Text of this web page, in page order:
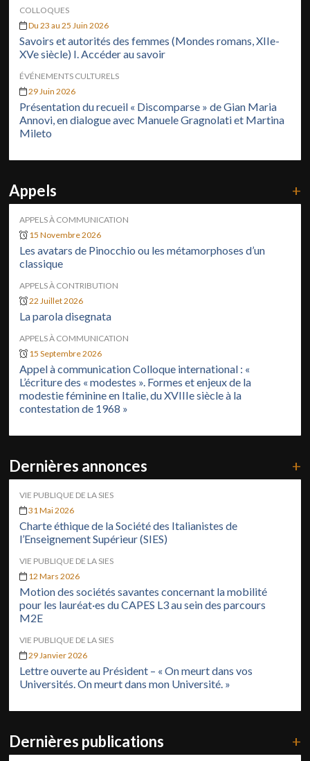
COLLOQUES
Du 23 au 25 Juin 2026
Savoirs et autorités des femmes (Mondes romans, XIIe-
XVe siècle) I. Accéder au savoir
ÉVÉNEMENTS CULTURELS
29 Juin 2026
Présentation du recueil « Discomparse » de Gian Maria
Annovi, en dialogue avec Manuele Gragnolati et Martina
Mileto
Appels +
APPELS À COMMUNICATION
15 Novembre 2026
Les avatars de Pinocchio ou les métamorphoses d’un
classique
APPELS À CONTRIBUTION
22 Juillet 2026
La parola disegnata
APPELS À COMMUNICATION
15 Septembre 2026
Appel à communication Colloque international : «
L’écriture des « modestes ». Formes et enjeux de la
modestie féminine en Italie, du XVIIIe siècle à la
contestation de 1968 »
Dernières annonces +
VIE PUBLIQUE DE LA SIES
31 Mai 2026
Charte éthique de la Société des Italianistes de
l’Enseignement Supérieur (SIES)
VIE PUBLIQUE DE LA SIES
12 Mars 2026
Motion des sociétés savantes concernant la mobilité
pour les lauréat·es du CAPES L3 au sein des parcours
M2E
VIE PUBLIQUE DE LA SIES
29 Janvier 2026
Lettre ouverte au Président – « On meurt dans vos
Universités. On meurt dans mon Université. »
Dernières publications +